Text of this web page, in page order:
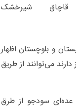
شیرخشک
و بلوچستان اظهار
می‌توانند از طریق
عده‌ای سودجو از طرق